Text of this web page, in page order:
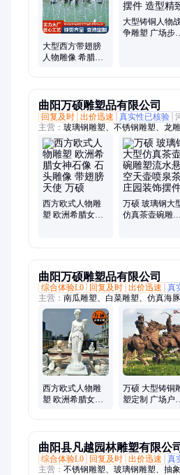
铜关公、定制铜关公、铜雕塑
大型西方带翅膀
人物雕像 希腊女
大型铸铜人物
争雕塑 广场步行
曲阳万硕雕塑品有限公司
回复及时 出价迅速 真实性已核验
主营： 玻璃钢雕塑、不锈钢雕塑、龙
塑、工艺品、小动物、人雕塑、背景
广场雕塑、瓶子雕塑、商场活动、人
像、卡通雕塑、动物雕塑、校园雕塑
西方欧式人物雕
塑 欧洲希腊女神
万硕 玻璃钢大
仿真茶壶碗雕塑
曲阳万硕雕塑品有限公司
综合体验L0
回复及时 出价迅速 真
主营： 南瓜雕塑、白菜雕塑、仿真海
件、雕塑摆件、口红坐凳、龙虾雕塑
不锈钢雕塑、耕地牛雕塑、玻璃钢雕
摆件、金属抽象摆件、水景景观小品
雕塑、知青人物雕塑、镜面小鹿雕塑
雕塑、公园金属摆件、玻璃钢龙雕塑
西方欧式人物雕
塑 欧洲希腊女神
万硕 大型铸铜
塑定制 广场户外
曲阳县凡越园林雕塑有限公司
综合体验L0
回复及时 出价迅速 真
主营： 不锈钢雕塑、玻璃钢雕塑、抽